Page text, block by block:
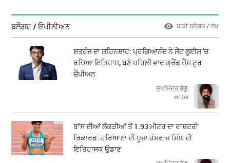
ਬਲੌਗਜ਼ / ਓਪੀਨੀਅਨ ਬਾਕੀ ਬਲੌਗਜ਼ / ਲੇਖ
ਸ਼ਤਰੰਜ ਦਾ ਸ਼ਹਿਨਸ਼ਾਹ: ਪ੍ਰਗਿਆਨੰਦ ਨੇ ਸੇਂਟ ਲੂਈਸ 'ਚ
ਰਚਿਆ ਇਤਿਹਾਸ, ਬਣੇ ਪਹਿਲੀ ਵਾਰ ਗ੍ਰੈਂਡ ਚੈੱਸ ਟੂਰ
ਚੈਂਪੀਅਨ
ਸੁਖਮਿੰਦਰ ਭੰਗੂ
writer
ਬਾਂਸ ਦੀਆਂ ਲੱਕੜੀਆਂ ਤੋਂ 1.93 ਮੀਟਰ ਦਾ ਰਾਸ਼ਟਰੀ
ਰਿਕਾਰਡ: ਹਰਿਆਣਾ ਦੀ ਪੂਜਾ ਹੰਸਰਾਜ ਸਿੰਘ ਦੀ
ਇਤਿਹਾਸਕ ਉਡਾਣ